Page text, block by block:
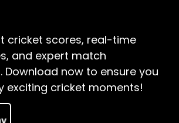
cricket scores, real-time
and expert match
Download now to ensure you
exciting cricket moments!